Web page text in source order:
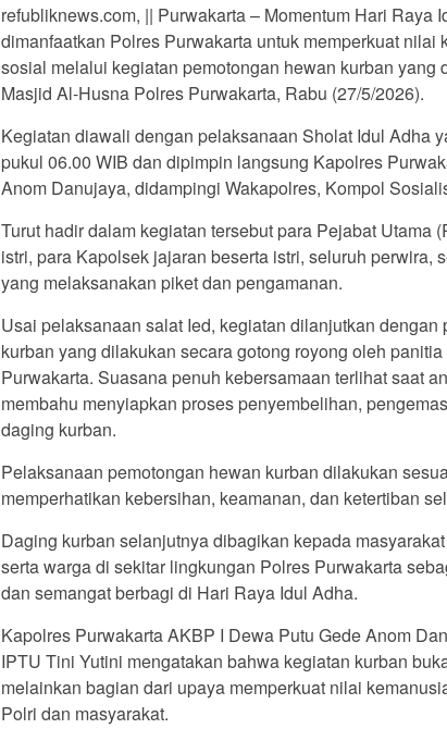
refubliknews.com, || Purwakarta – Momentum Hari Raya
dimanfaatkan Polres Purwakarta untuk memperkuat nilai
sosial melalui kegiatan pemotongan hewan kurban yang
Masjid Al-Husna Polres Purwakarta, Rabu (27/5/2026).
Kegiatan diawali dengan pelaksanaan Sholat Idul Adha
pukul 06.00 WIB dan dipimpin langsung Kapolres
Anom Danujaya, didampingi Wakapolres, Kompol
Turut hadir dalam kegiatan tersebut para Pejabat Utama
istri, para Kapolsek jajaran beserta istri, seluruh perwira,
yang melaksanakan piket dan pengamanan.
Usai pelaksanaan salat Ied, kegiatan dilanjutkan dengan
kurban yang dilakukan secara gotong royong oleh
Purwakarta. Suasana penuh kebersamaan terlihat saat
membahu menyiapkan proses penyembelihan,
daging kurban.
Pelaksanaan pemotongan hewan kurban dilakukan
memperhatikan kebersihan, keamanan, dan ketertiban
Daging kurban selanjutnya dibagikan kepada
serta warga di sekitar lingkungan Polres Purwakarta
dan semangat berbagi di Hari Raya Idul Adha.
Kapolres Purwakarta AKBP I Dewa Putu Gede Anom
IPTU Tini Yutini mengatakan bahwa kegiatan kurban
melainkan bagian dari upaya memperkuat nilai
Polri dan masyarakat.